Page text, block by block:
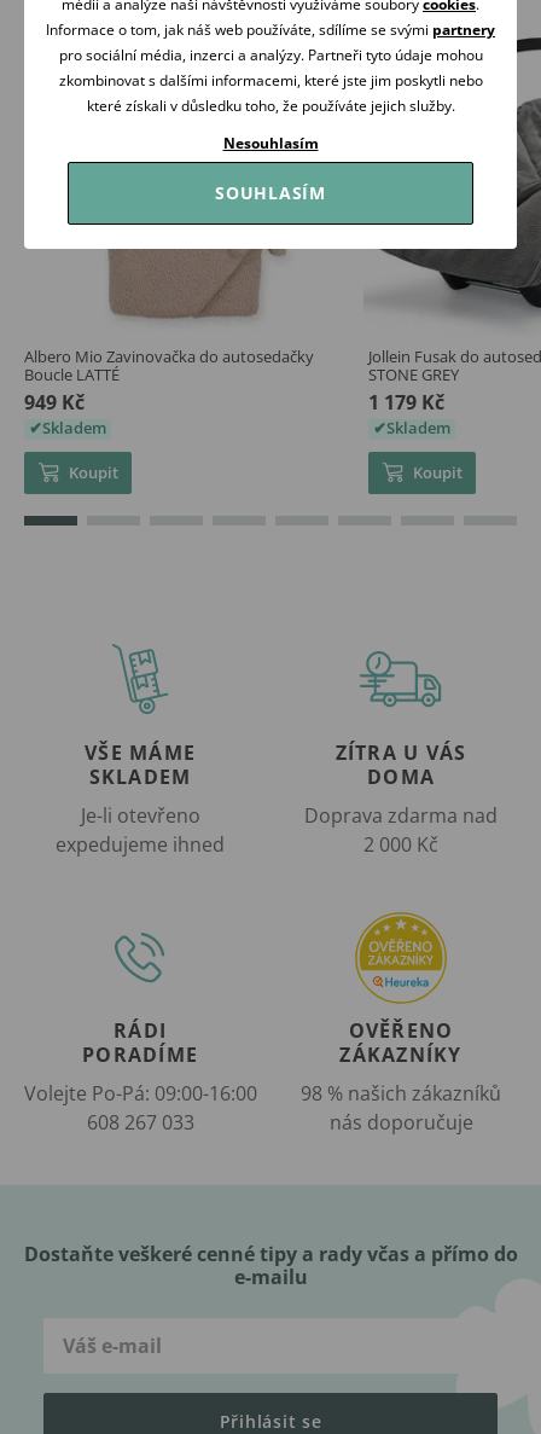
Albero Mio Zavinovačka do autosedačky
Boucle LATTÉ
949 Kč
Skladem
Koupit
Jollein Fusak do
STONE GREY
1 179 Kč
Skladem
Koupit
VŠE MÁME
SKLADEM
Je-li otevřeno
expedujeme ihned
ZÍTRA U VÁS
DOMA
Doprava zdarma nad
2 000 Kč
RÁDI
PORADÍME
Volejte Po-Pá: 09:00-16:00
608 267 033
OVĚŘENO
ZÁKAZNÍKY
98 % našich zákazníků
nás doporučuje
Dostaňte veškeré cenné tipy a rady včas a přímo do
e-mailu
Přihlásit se
médií a analýze naší návštěvnosti využíváme souborycookies.
Informace o tom, jak náš web používáte, sdílíme se svými partnery
pro sociální média, inzerci a analýzy. Partneři tyto údaje mohou
zkombinovat s dalšími informacemi, které jste jim poskytli nebo
které získali v důsledku toho, že používáte jejich služby.
Nesouhlasím
SOUHLASÍM